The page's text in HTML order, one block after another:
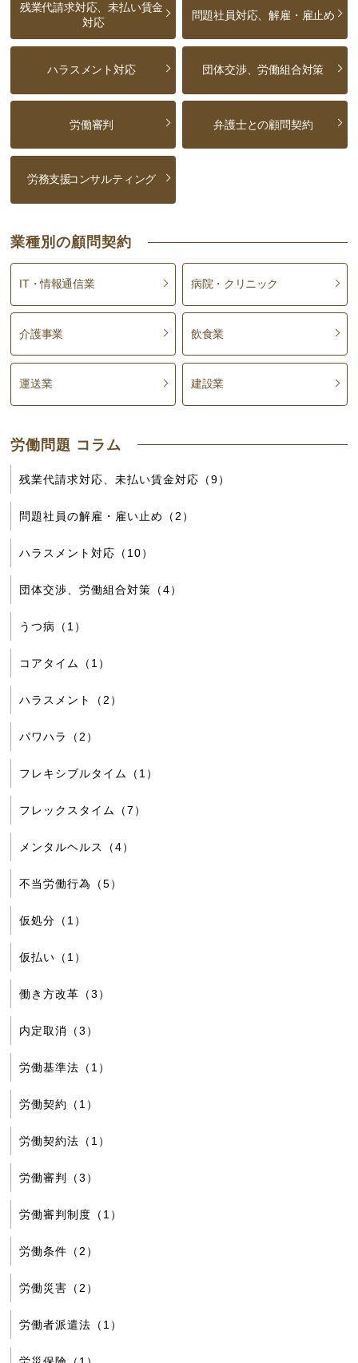
残業代請求対応、未払い賃金
対応
問題社員対応、解雇・雇止め
ハラスメント対応 団体交渉、労働組合対策
労働審判 弁護士との顧問契約
労務支援コンサルティング
業種別の顧問契約
IT・情報通信業 病院・クリニック
介護事業 飲食業
運送業 建設業
労働問題 コラム
残業代請求対応、未払い賃金対応（9）
問題社員の解雇・雇い止め（2）
ハラスメント対応（10）
団体交渉、労働組合対策（4）
うつ病（1）
コアタイム（1）
ハラスメント（2）
パワハラ（2）
フレキシブルタイム（1）
フレックスタイム（7）
メンタルヘルス（4）
不当労働行為（5）
仮処分（1）
仮払い（1）
働き方改革（3）
内定取消（3）
労働基準法（1）
労働契約（1）
労働契約法（1）
労働審判（3）
労働審判制度（1）
労働条件（2）
労働災害（2）
労働者派遣法（1）